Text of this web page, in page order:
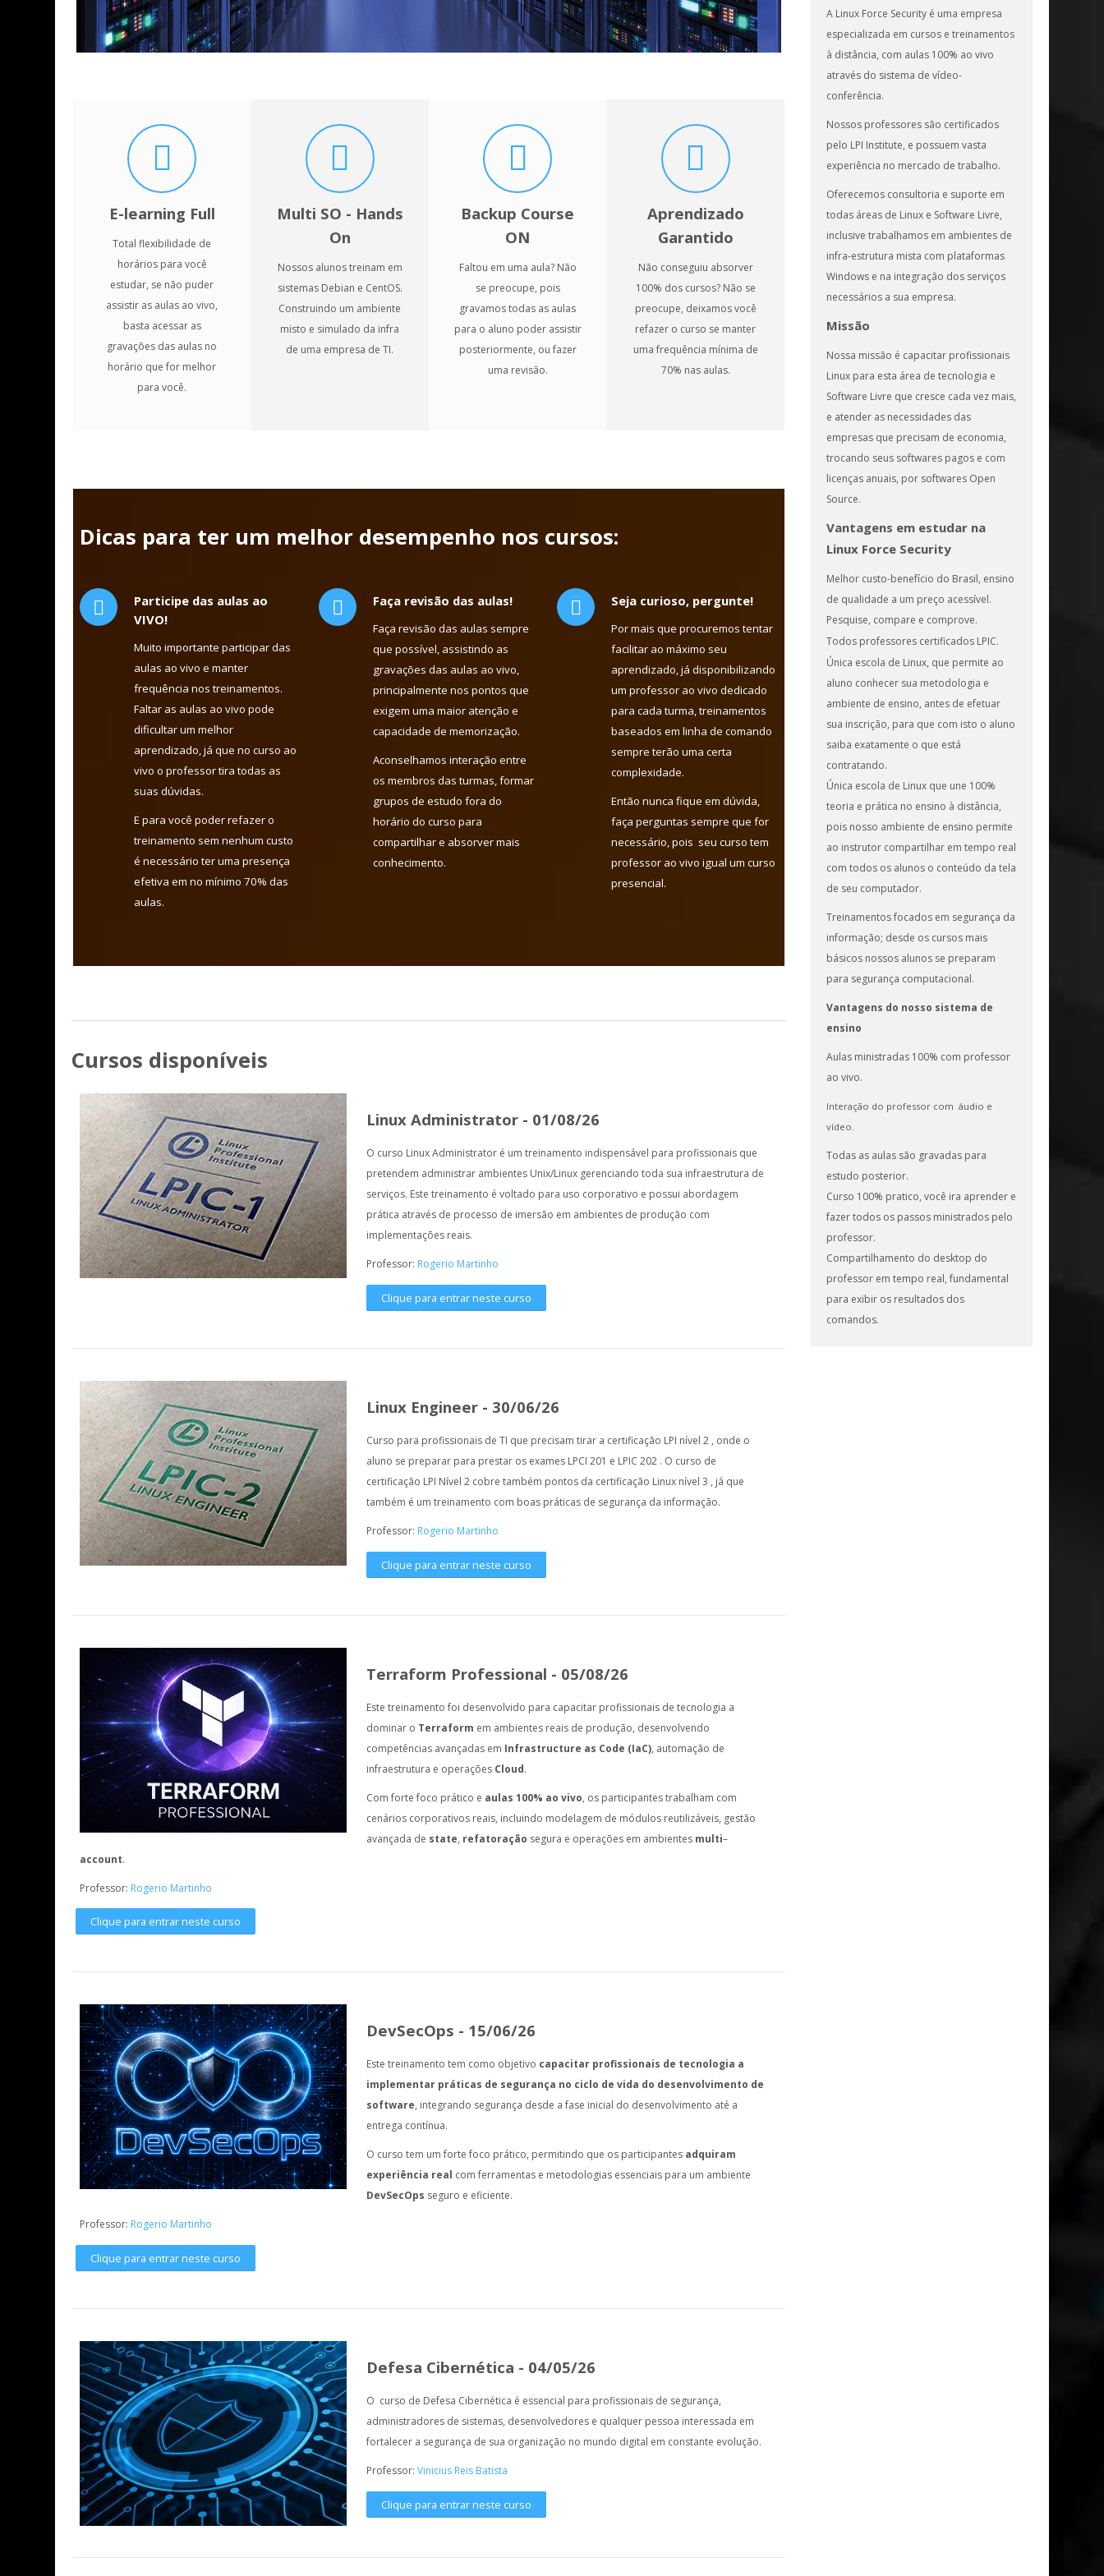
E-learning Full
Total flexibilidade de
horários para você
estudar, se não puder
assistir as aulas ao vivo,
basta acessar as
gravações das aulas no
horário que for melhor
para você.
Multi SO - Hands
On
Nossos alunos treinam em
sistemas Debian e CentOS.
Construindo um ambiente
misto e simulado da infra
de uma empresa de TI.
Backup Course
ON
Faltou em uma aula? Não
se preocupe, pois
gravamos todas as aulas
para o aluno poder assistir
posteriormente, ou fazer
uma revisão.
Aprendizado
Garantido
Não conseguiu absorver
100% dos cursos? Não se
preocupe, deixamos você
refazer o curso se manter
uma frequência mínima de
70% nas aulas.
Dicas para ter um melhor desempenho nos cursos:
Participe das aulas ao
VIVO!
Muito importante participar das
aulas ao vivo e manter
frequência nos treinamentos.
Faltar as aulas ao vivo pode
dificultar um melhor
aprendizado, já que no curso ao
vivo o professor tira todas as
suas dúvidas.
E para você poder refazer o
treinamento sem nenhum custo
é necessário ter uma presença
efetiva em no mínimo 70% das
aulas.
Faça revisão das aulas!
Faça revisão das aulas sempre
que possível, assistindo as
gravações das aulas ao vivo,
principalmente nos pontos que
exigem uma maior atenção e
capacidade de memorização.
Aconselhamos interação entre
os membros das turmas, formar
grupos de estudo fora do
horário do curso para
compartilhar e absorver mais
conhecimento.
Seja curioso, pergunte!
Por mais que procuremos tentar
facilitar ao máximo seu
aprendizado, já disponibilizando
um professor ao vivo dedicado
para cada turma, treinamentos
baseados em linha de comando
sempre terão uma certa
complexidade.
Então nunca fique em dúvida,
faça perguntas sempre que for
necessário, pois seu curso tem
professor ao vivo igual um curso
presencial.
Cursos disponíveis
Linux Administrator - 01/08/26
O curso Linux Administrator é um treinamento indispensável para profissionais que
pretendem administrar ambientes Unix/Linux gerenciando toda sua infraestrutura de
serviços. Este treinamento é voltado para uso corporativo e possui abordagem
prática através de processo de imersão em ambientes de produção com
implementações reais.
Professor: Rogerio Martinho
Clique para entrar neste curso
Linux Engineer - 30/06/26
Curso para profissionais de TI que precisam tirar a certificação LPI nível 2 , onde o
aluno se preparar para prestar os exames LPCI 201 e LPIC 202 . O curso de
certificação LPI Nível 2 cobre também pontos da certificação Linux nível 3 , já que
também é um treinamento com boas práticas de segurança da informação.
Professor: Rogerio Martinho
Clique para entrar neste curso
Terraform Professional - 05/08/26
Este treinamento foi desenvolvido para capacitar profissionais de tecnologia a
dominar o Terraform em ambientes reais de produção, desenvolvendo
competências avançadas em Infrastructure as Code (IaC), automação de
infraestrutura e operações Cloud.
Com forte foco prático e aulas100% ao vivo, os participantes trabalham com
cenários corporativos reais, incluindo modelagem de módulos reutilizáveis, gestão
avançada de state, refatoração segura e operações em ambientes multi–
account.
Professor: Rogerio Martinho
Clique para entrar neste curso
DevSecOps - 15/06/26
Este treinamento tem como objetivo capacitar profissionais de tecnologia a
implementar práticas de segurança no ciclo de vida do desenvolvimento de
software, integrando segurança desde a fase inicial do desenvolvimento até a
entrega contínua.
O curso tem um forte foco prático, permitindo que os participantes adquiram
experiência real com ferramentas e metodologias essenciais para um ambiente
DevSecOps seguro e eficiente.
Professor: Rogerio Martinho
Clique para entrar neste curso
Defesa Cibernética - 04/05/26
O curso de Defesa Cibernética é essencial para profissionais de segurança,
administradores de sistemas, desenvolvedores e qualquer pessoa interessada em
fortalecer a segurança de sua organização no mundo digital em constante evolução.
Professor:Vinicius Reis Batista
Clique para entrar neste curso
A Linux Force Security é uma empresa
especializada em cursos e treinamentos
à distância, com aulas 100% ao vivo
através do sistema de vídeo-
conferência.
Nossos professores são certificados
pelo LPI Institute, e possuem vasta
experiência no mercado de trabalho.
Oferecemos consultoria e suporte em
todas áreas de Linux e Software Livre,
inclusive trabalhamos em ambientes de
infra-estrutura mista com plataformas
Windows e na integração dos serviços
necessários a sua empresa.
Missão
Nossa missão é capacitar profissionais
Linux para esta área de tecnologia e
Software Livre que cresce cada vez mais,
e atender as necessidades das
empresas que precisam de economia,
trocando seus softwares pagos e com
licenças anuais, por softwares Open
Source.
Vantagens em estudar na
Linux Force Security
Melhor custo-benefício do Brasil, ensino
de qualidade a um preço acessível.
Pesquise, compare e comprove.
Todos professores certificados LPIC.
Única escola de Linux, que permite ao
aluno conhecer sua metodologia e
ambiente de ensino, antes de efetuar
sua inscrição, para que com isto o aluno
saiba exatamente o que está
contratando.
Única escola de Linux que une 100%
teoria e prática no ensino à distância,
pois nosso ambiente de ensino permite
ao instrutor compartilhar em tempo real
com todos os alunos o conteúdo da tela
de seu computador.
Treinamentos focados em segurança da
informação; desde os cursos mais
básicos nossos alunos se preparam
para segurança computacional.
Vantagens do nosso sistema de
ensino
Aulas ministradas 100% com professor
ao vivo.
Interação do professor com áudio e
vídeo.
Todas as aulas são gravadas para
estudo posterior.
Curso 100% pratico, você ira aprender e
fazer todos os passos ministrados pelo
professor.
Compartilhamento do desktop do
professor em tempo real, fundamental
para exibir os resultados dos
comandos.